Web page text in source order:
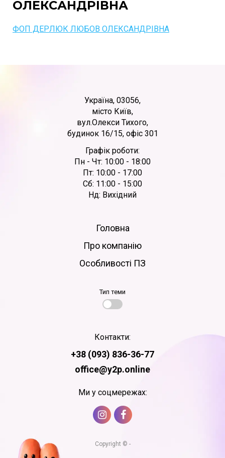
ОЛЕКСАНДРІВНА
ФОП ДЕРЛЮК ЛЮБОВ ОЛЕКСАНДРІВНА
Україна, 03056,
місто Київ,
вул.Олекси Тихого,
будинок 16/15, офіс 301
Графік роботи:
Пн - Чт: 10:00 - 18:00
Пт: 10:00 - 17:00
Сб: 11:00 - 15:00
Нд: Вихідний
Головна
Про компанію
Особливості ПЗ
Тип теми
Контакти:
+38 (093) 836-36-77
office@y2p.online
Ми у соцмережах:
Copyright © -